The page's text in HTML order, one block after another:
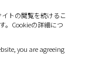
トの閲覧を続けるこ
。Cookieの詳細につ
you are agreeing